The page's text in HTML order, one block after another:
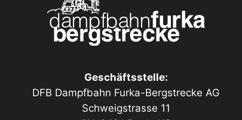
Geschäftsstelle:
DFB Dampfbahn Furka-Bergstrecke AG
Schweigstrasse 11